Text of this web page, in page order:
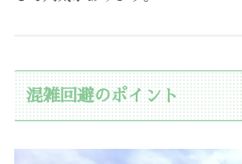
混雑回避のポイント